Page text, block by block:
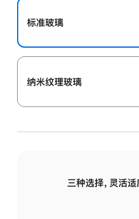
标准玻璃
纳米纹理玻璃
三种选择，灵活